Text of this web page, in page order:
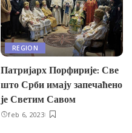
REGION
Патријарх Порфирије: Све
што Срби имају запечаћено
је Светим Савом
feb 6, 2023